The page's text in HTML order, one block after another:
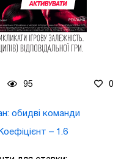
95 0
обидві команди
– 1.6